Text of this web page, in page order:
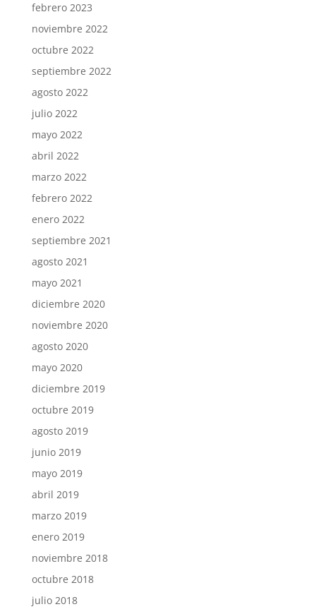
febrero 2023
noviembre 2022
octubre 2022
septiembre 2022
agosto 2022
julio 2022
mayo 2022
abril 2022
marzo 2022
febrero 2022
enero 2022
septiembre 2021
agosto 2021
mayo 2021
diciembre 2020
noviembre 2020
agosto 2020
mayo 2020
diciembre 2019
octubre 2019
agosto 2019
junio 2019
mayo 2019
abril 2019
marzo 2019
enero 2019
noviembre 2018
octubre 2018
julio 2018